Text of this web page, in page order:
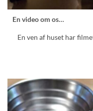
En video om os…
En ven af huset har